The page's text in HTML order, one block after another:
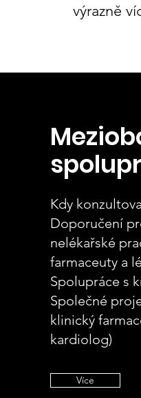
výrazně
Kdy
Doporučení
nelékařské
farmaceuty a
Spolupráce s
Společné
klinický
kardiolog)
Více